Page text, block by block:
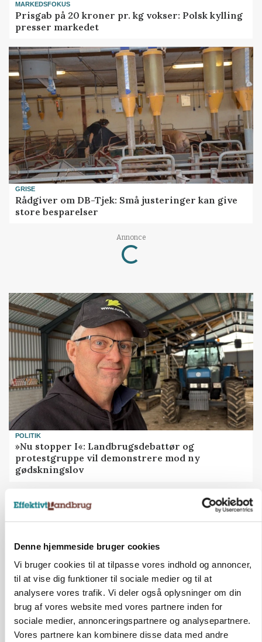
Denne hjemmeside bruger cookies
Vi bruger cookies til at tilpasse vores indhold og annoncer,
til at vise dig funktioner til sociale medier og til at
analysere vores trafik. Vi deler også oplysninger om din
brug af vores website med vores partnere inden for
sociale medier, annonceringspartnere og analysepartnere.
Vores partnere kan kombinere disse data med andre
MARKEDSFOKUS
Prisgab på 20 kroner pr. kg vokser: Polsk kylling
presser markedet
GRISE
Rådgiver om DB-Tjek: Små justeringer kan give
store besparelser
Annonce
Loading...
POLITIK
»Nu stopper I«: Landbrugsdebattør og
protestgruppe vil demonstrere mod ny
gødskningslov